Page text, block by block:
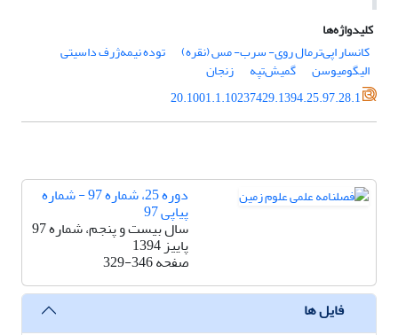
کلیدواژه‌ها
کانسار اپی‌ترمال روی- سرب- مس (نقره)
توده نیمه‌ژرف داسیتی
الیگومیوسن گمیش‌تپه
زنجان
20.1001.1.10237429.1394.25.97.28.1
دوره 25، شماره 97 - شماره
پیاپی 97
سال بیست و پنجم، شماره 97
پاییز 1394
صفحه329-346
فایل ها